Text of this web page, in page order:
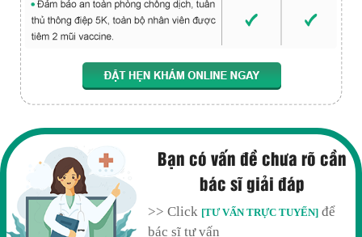
Bạn có vấn đề chưa rõ cần
bác sĩ giải đáp
>> Click [TƯ VẤN TRỰC TUYẾN] để
bác sĩ tư vấn